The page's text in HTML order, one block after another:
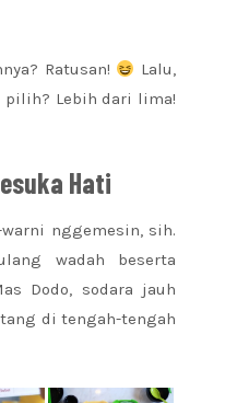
Ratusan!
Lalu,
pilih? Lebih dari lima!
Hati
warni nggemesin, sih.
wadah beserta
Dodo, sodara jauh
di tengah-tengah